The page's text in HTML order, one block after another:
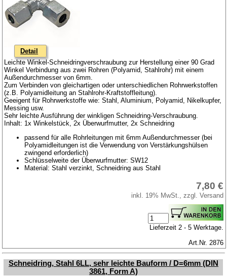
Detail
Leichte Winkel-Schneidringverschraubung zur Herstellung einer 90 Grad
Winkel Verbindung aus zwei Rohren (Polyamid, Stahlrohr) mit einem
Außendurchmesser von 6mm.
Zum Verbinden von gleichartigen oder unterschiedlichen Rohrwerkstoffen
(z.B. Polyamidleitung an Stahlrohr-Kraftstoffleitung).
Geeigent für Rohrwerkstoffe wie: Stahl, Aluminium, Polyamid, Nikelkupfer,
Messing usw.
Sehr leichte Ausführung der winkligen Schneidring-Verschraubung.
Inhalt: 1x Winkelstück, 2x Überwurfmutter, 2x Schneidring
passend für alle Rohrleitungen mit 6mm Außendurchmesser (bei
Polyamidleitungen ist die Verwendung von Verstärkungshülsen
zwingend erforderlich)
Schlüsselweite der Überwurfmutter: SW12
Material: Stahl verzinkt, Schneidring aus Stahl
7,80 €
inkl. 19% MwSt., zzgl. Versand
Lieferzeit 2 - 5 Werktage.
Art.Nr. 2876
Schneidring, Stahl 6LL, sehr leichte Bauform / D=6mm (DIN
3861, Form A)